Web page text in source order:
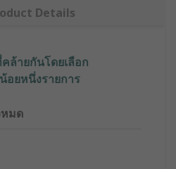
Details
ายกันโดยเลือก
ยหนึ่งรายการ
หมด